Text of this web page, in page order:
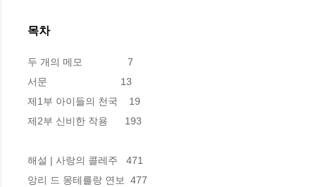
목차
두 개의 메모                7
서문                          13
제1부 아이들의 천국    19
제2부 신비한 작용      193
해설 | 사랑의 콜레주   471
앙리 드 몽테를랑 연보  477